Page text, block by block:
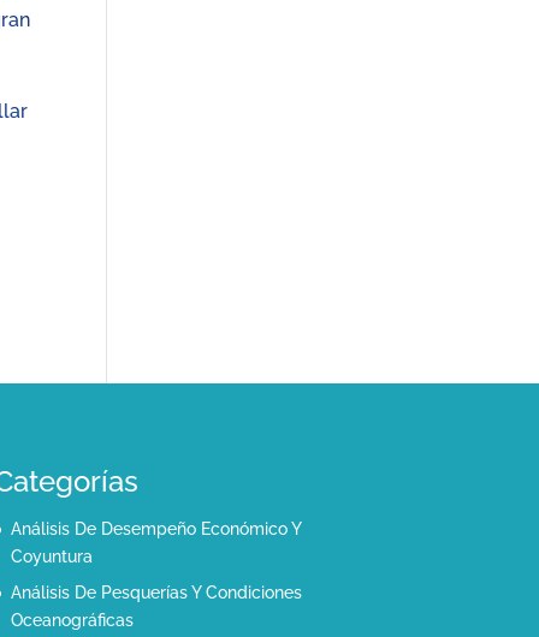
Análisis De Desempeño Económico Y
Coyuntura
Análisis De Pesquerías Y Condiciones
Oceanográficas